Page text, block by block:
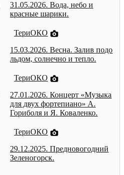
31.05.2026. Вода, небо и
красные шарики.
ТериОКО
15.03.2026. Весна. Залив подо
льдом, солнечно и тепло.
ТериОКО
27.01.2026. Концерт «Музыка
для двух фортепиано» А.
Гориболя и Я. Коваленко.
ТериОКО
29.12.2025. Предновогодний
Зеленогорск.